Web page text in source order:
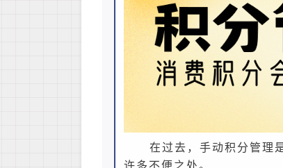
在过去，手动积分管理